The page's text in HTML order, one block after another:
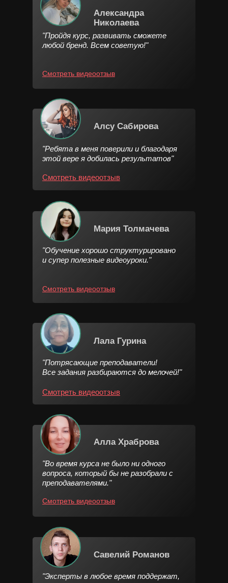
"Эксперты в любое время поддержат,
Савелий Романов
Алла Храброва
"Во время курса не было ни одного
вопроса, который бы не разобрали с
преподавателями."
Смотреть видеоотзыв
"Потрясающие преподаватели!
Все задания разбираются до мелочей!"
Лала Гурина
Смотреть видеоотзыв
Смотреть видеоотзыв
"Обучение хорошо структурировано
и супер полезные видеоуроки."
Мария Толмачева
Алсу Сабирова
"Ребята в меня поверили и благодаря
этой вере я добилась результатов"
Смотреть видеоотзыв
"Пройдя курс, развивать сможете
любой бренд. Всем советую!"
Александра
Николаева
Смотреть видеоотзыв